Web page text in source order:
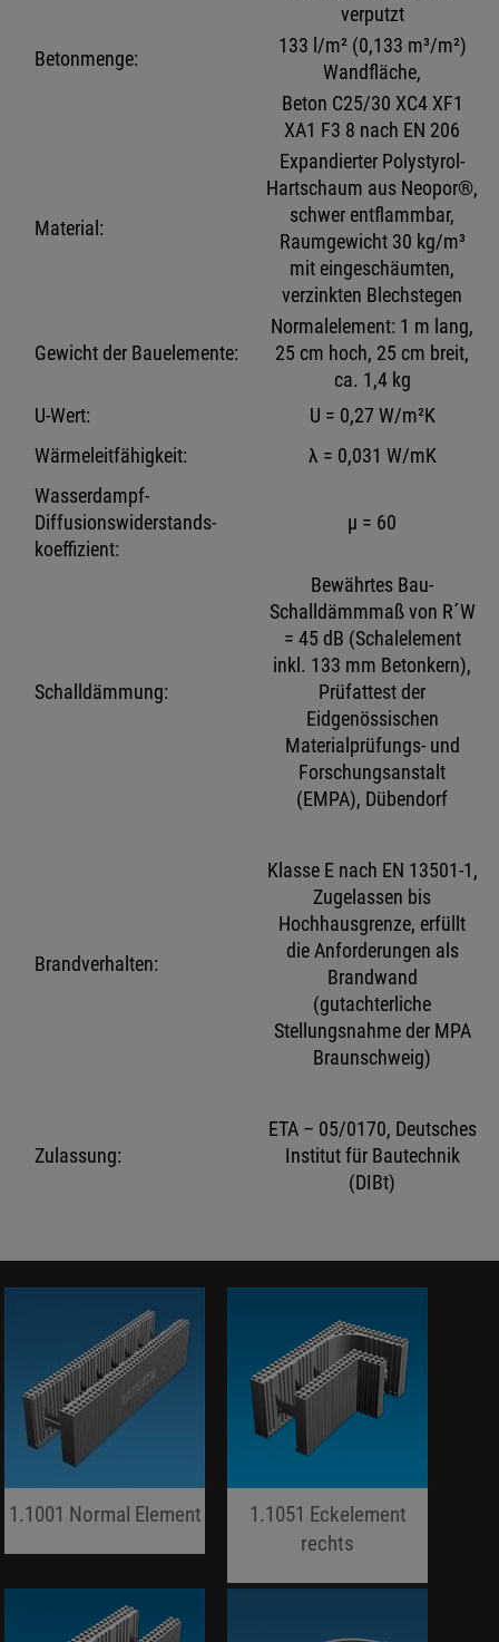
verputzt
Betonmenge:
133 l/m² (0,133 m³/m²)
Wandfläche,
Beton C25/30 XC4 XF1
XA1 F3 8 nach EN 206
Material:
Expandierter Polystyrol-
Hartschaum aus Neopor®,
schwer entflammbar,
Raumgewicht 30 kg/m³
mit eingeschäumten,
verzinkten Blechstegen
Gewicht der Bauelemente:
Normalelement: 1 m lang,
25 cm hoch, 25 cm breit,
ca. 1,4 kg
U-Wert:
U = 0,27 W/m²K
Wärmeleitfähigkeit:
λ = 0,031 W/mK
Wasserdampf-
Diffusionswiderstands-
koeffizient:
μ = 60
Schalldämmung:
Bewährtes Bau-
Schalldämmmaß von R´W
= 45 dB (Schalelement
inkl. 133 mm Betonkern),
Prüfattest der
Eidgenössischen
Materialprüfungs- und
Forschungsanstalt
(EMPA), Dübendorf
Brandverhalten:
Klasse E nach EN 13501-1,
Zugelassen bis
Hochhausgrenze, erfüllt
die Anforderungen als
Brandwand
(gutachterliche
Stellungsnahme der MPA
Braunschweig)
Zulassung:
ETA – 05/0170, Deutsches
Institut für Bautechnik
(DIBt)
1.1001 Normal Element
1.1051 Eckelement
rechts